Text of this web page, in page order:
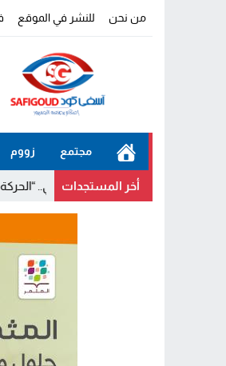
من نحن للنشر في الموقع
مجتمع زووم
أخر المستجدات
الزمن الحكومي.. “الحركة الشعبية”